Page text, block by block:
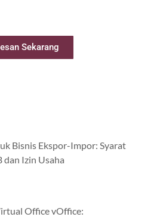
Sekarang
Bisnis Ekspor-Impor: Syarat
Izin Usaha
Office vOffice: